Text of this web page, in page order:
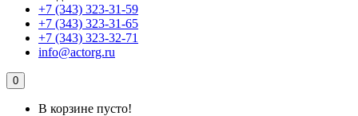
+7 (343) 323-31-59
+7 (343) 323-31-65
+7 (343) 323-32-71
info@actorg.ru
0
В корзине пусто!